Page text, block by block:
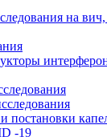
на
постановки
-19